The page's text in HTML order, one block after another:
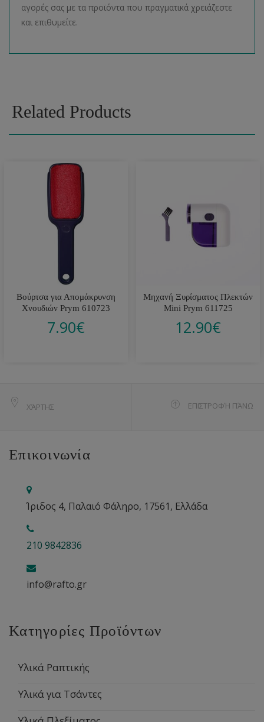
αγορές σας με τα προϊόντα που πραγματικά χρειάζεστε
και επιθυμείτε.
Related Products
Βούρτσα για Απομάκρυνση
Χνουδιών Prym 610723
7.90€
Μηχανή Ξυρίσματος Πλεκτών
Mini Prym 611725
12.90€
ΧΆΡΤΗΣ ΕΠΙΣΤΡΟΦΉ ΠΆΝΩ
Επικοινωνία
Ίριδος 4, Παλαιό Φάληρο, 17561, Ελλάδα
210 9842836
info@rafto.gr
Κατηγορίες Προϊόντων
Υλικά Ραπτικής
Υλικά για Τσάντες